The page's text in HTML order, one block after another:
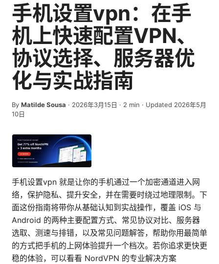
手机设置vpn：在手
机上快速配置VPN、
协议选择、服务器优
化与实战指南
By Matilde Sousa · 2026年3月15日 · 2 min · Updated 2026年5月
10日
手机设置vpn 就是让你的手机通过一个加密通道进入网
络，保护隐私、提升安全，并在需要时绕过地理限制。下
面这份指南将带你从基础认知到实战操作，覆盖 iOS 与
Android 的两种主要配置方式、常见协议对比、服务器
选取、测速与排错，以及常见问题解答，帮助你用最简单
的方式把手机的上网体验提升一个档次。若你追求更快更
稳的体验，可以看看 NordVPN 的专业解决方案